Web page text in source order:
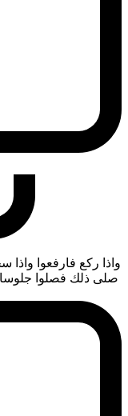
واذا ركع فارفعوا واذا
صلى ذلك فصلوا